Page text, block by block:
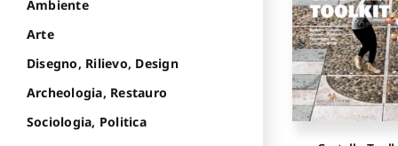
Ambiente
Arte
Disegno, Rilievo, Design
Archeologia, Restauro
Sociologia, Politica